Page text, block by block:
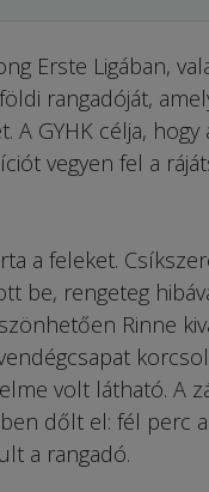
Erste Ligában,
rangadóját,
A GYHK célja,
vegyen fel a
a feleket.
be, rengeteg
Rinne
volt látható. A
dőlt el: fél perc
a rangadó.